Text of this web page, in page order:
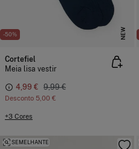
-50% NEW
Cortefiel
Meia lisa vestir
4,99 € 9,99 €
Desconto 5,00 €
+3 Cores
SEMELHANTE